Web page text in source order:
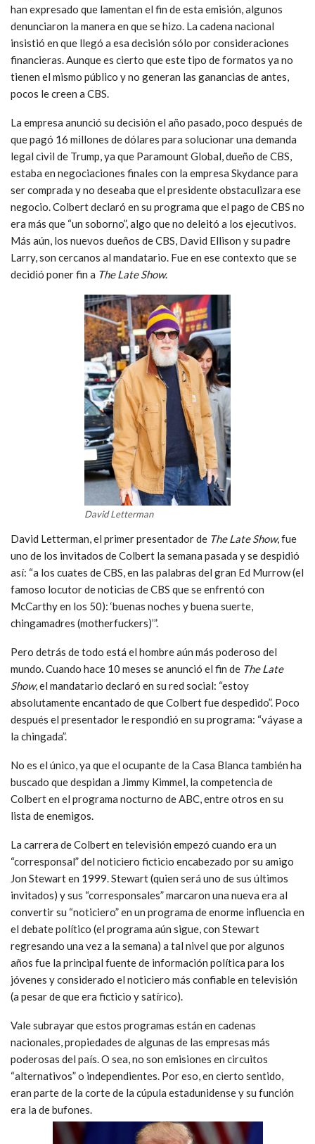
han expresado que lamentan el fin de esta emisión, algunos
denunciaron la manera en que se hizo. La cadena nacional
insistió en que llegó a esa decisión sólo por consideraciones
financieras. Aunque es cierto que este tipo de formatos ya no
tienen el mismo público y no generan las ganancias de antes,
pocos le creen a CBS.
La empresa anunció su decisión el año pasado, poco después de
que pagó 16 millones de dólares para solucionar una demanda
legal civil de Trump, ya que Paramount Global, dueño de CBS,
estaba en negociaciones finales con la empresa Skydance para
ser comprada y no deseaba que el presidente obstaculizara ese
negocio. Colbert declaró en su programa que el pago de CBS no
era más que “un soborno”, algo que no deleitó a los ejecutivos.
Más aún, los nuevos dueños de CBS, David Ellison y su padre
Larry, son cercanos al mandatario. Fue en ese contexto que se
decidió poner fin a The Late Show.
David Letterman
David Letterman, el primer presentador de The Late Show, fue
uno de los invitados de Colbert la semana pasada y se despidió
así: “a los cuates de CBS, en las palabras del gran Ed Murrow (el
famoso locutor de noticias de CBS que se enfrentó con
McCarthy en los 50): ‘buenas noches y buena suerte,
chingamadres (motherfuckers)’”.
Pero detrás de todo está el hombre aún más poderoso del
mundo. Cuando hace 10 meses se anunció el fin de The Late
Show, el mandatario declaró en su red social: “estoy
absolutamente encantado de que Colbert fue despedido”. Poco
después el presentador le respondió en su programa: “váyase a
la chingada”.
No es el único, ya que el ocupante de la Casa Blanca también ha
buscado que despidan a Jimmy Kimmel, la competencia de
Colbert en el programa nocturno de ABC, entre otros en su
lista de enemigos.
La carrera de Colbert en televisión empezó cuando era un
“corresponsal” del noticiero ficticio encabezado por su amigo
Jon Stewart en 1999. Stewart (quien será uno de sus últimos
invitados) y sus “corresponsales” marcaron una nueva era al
convertir su “noticiero” en un programa de enorme influencia en
el debate político (el programa aún sigue, con Stewart
regresando una vez a la semana) a tal nivel que por algunos
años fue la principal fuente de información política para los
jóvenes y considerado el noticiero más confiable en televisión
(a pesar de que era ficticio y satírico).
Vale subrayar que estos programas están en cadenas
nacionales, propiedades de algunas de las empresas más
poderosas del país. O sea, no son emisiones en circuitos
“alternativos” o independientes. Por eso, en cierto sentido,
eran parte de la corte de la cúpula estadunidense y su función
era la de bufones.